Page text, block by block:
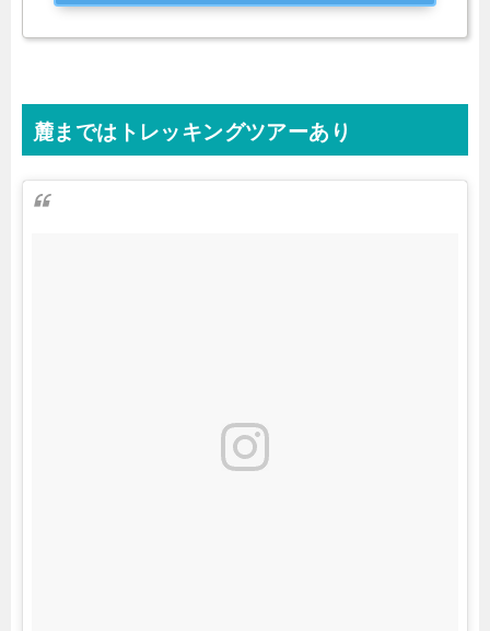
麓まではトレッキングツアーあり